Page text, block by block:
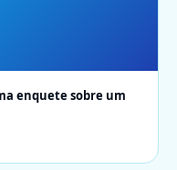
enquete sobre um